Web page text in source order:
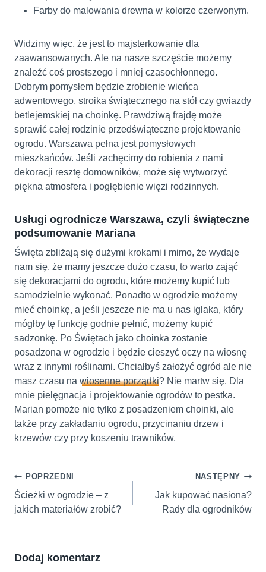
Farby do malowania drewna w kolorze czerwonym.
Widzimy więc, że jest to majsterkowanie dla
zaawansowanych. Ale na nasze szczęście możemy
znaleźć coś prostszego i mniej czasochłonnego.
Dobrym pomysłem będzie zrobienie wieńca
adwentowego, stroika świątecznego na stół czy gwiazdy
betlejemskiej na choinkę. Prawdziwą frajdę może
sprawić całej rodzinie przedświąteczne projektowanie
ogrodu. Warszawa pełna jest pomysłowych
mieszkańców. Jeśli zachęcimy do robienia z nami
dekoracji resztę domowników, może się wytworzyć
piękna atmosfera i pogłębienie więzi rodzinnych.
Usługi ogrodnicze Warszawa, czyli świąteczne
podsumowanie Mariana
Święta zbliżają się dużymi krokami i mimo, że wydaje
nam się, że mamy jeszcze dużo czasu, to warto zająć
się dekoracjami do ogrodu, które możemy kupić lub
samodzielnie wykonać. Ponadto w ogrodzie możemy
mieć choinkę, a jeśli jeszcze nie ma u nas iglaka, który
mógłby tę funkcję godnie pełnić, możemy kupić
sadzonkę. Po Świętach jako choinka zostanie
posadzona w ogrodzie i będzie cieszyć oczy na wiosnę
wraz z innymi roślinami. Chciałbyś założyć ogród ale nie
masz czasu na wiosenne porządki? Nie martw się. Dla
mnie pielęgnacja i projektowanie ogrodów to pestka.
Marian pomoże nie tylko z posadzeniem choinki, ale
także przy zakładaniu ogrodu, przycinaniu drzew i
krzewów czy przy koszeniu trawników.
Nawigacja
wpisu
POPRZEDNI
Ścieżki w ogrodzie – z
jakich materiałów zrobić?
NASTĘPNY
Jak kupować nasiona?
Rady dla ogrodników
Dodaj komentarz